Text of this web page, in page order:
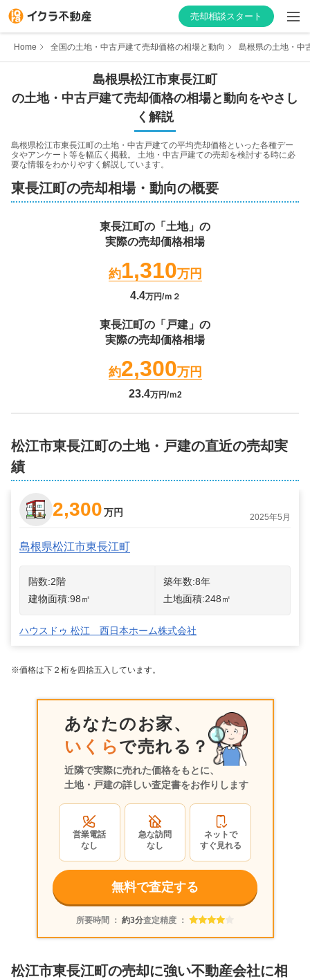
売却相談スタート
はじめての方へ
不動産会社を探す
不動産会社向け情報
Home 全国の土地・中古戸建て売却価格の相場と動向 島根県の土地・中
島根県松江市東長江町
の土地・中古戸建て売却価格の相場と動向をやさし
く解説
島根県松江市東長江町の土地・中古戸建ての平均売却価格といった各種デー
タやアンケート等を幅広く掲載。 土地・中古戸建ての売却を検討する時に必
要な情報をわかりやすく解説しています。
東長江町の売却相場・動向の概要
東長江町の「土地」の
実際の売却価格相場
約1,310万円
4.4万円/ｍ２
東長江町の「戸建」の
実際の売却価格相場
約2,300万円
23.4万円/ｍ2
松江市東長江町の土地・戸建の直近の売却実
績
2,300万円 2025年5月
島根県松江市東長江町
階数:2階 築年数:8年
建物面積:98㎡ 土地面積:248㎡
ハウスドゥ 松江 西日本ホーム株式会社
※価格は下２桁を四捨五入しています。
あなたのお家、
いくらで売れる？
近隣で実際に売れた価格をもとに、
土地・戸建の詳しい査定書をお作りします
営業電話
なし
急な訪問
なし
ネットで
すぐ見れる
無料で査定する
所要時間 ： 約3分査定精度 ：
松江市東長江町の売却に強い不動産会社に相